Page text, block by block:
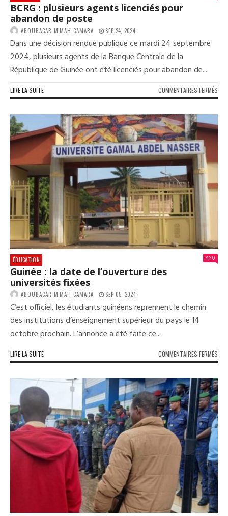
BCRG : plusieurs agents licenciés pour
abandon de poste
ABOUBACAR M'MAH CAMARA SEP 24, 2024
Dans une décision rendue publique ce mardi 24 septembre
2024, plusieurs agents de la Banque Centrale de la
République de Guinée ont été licenciés pour abandon de...
LIRE LA SUITE COMMENTAIRES FERMÉS
DE
ÉDUCATION 0
Guinée : la date de l’ouverture des
universités fixées
ABOUBACAR M'MAH CAMARA SEP 05, 2024
C’est officiel, les étudiants guinéens reprennent le chemin
des institutions d’enseignement supérieur du pays le 14
octobre prochain. L’annonce a été faite ce...
LIRE LA SUITE COMMENTAIRES FERMÉS
LA
DE
DES